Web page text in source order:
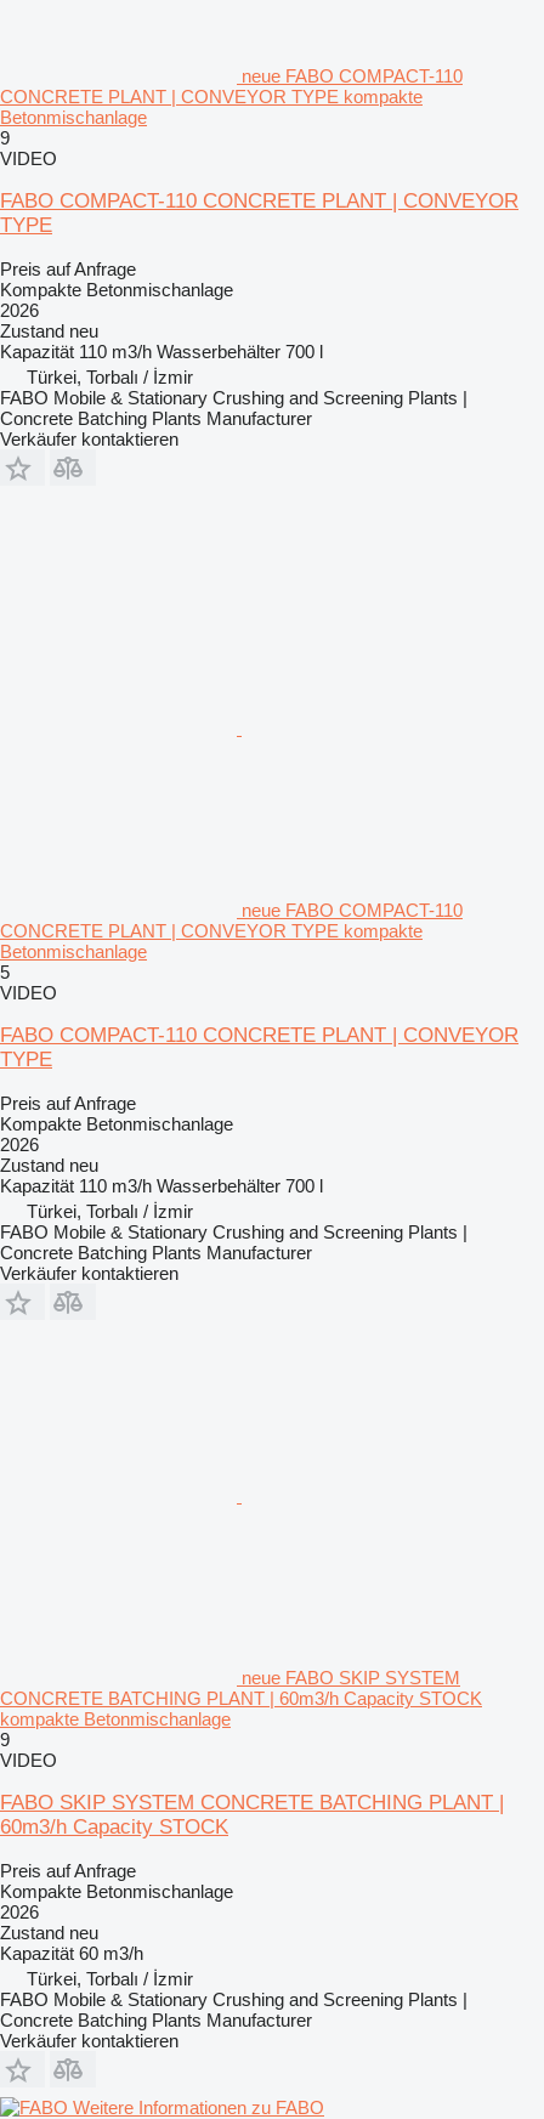
neue FABO COMPACT-110
CONCRETE PLANT | CONVEYOR TYPE kompakte
Betonmischanlage
9
VIDEO
FABO COMPACT-110 CONCRETE PLANT | CONVEYOR
TYPE
Preis auf Anfrage
Kompakte Betonmischanlage
2026
Zustand neu
Kapazität 110 m3/h Wasserbehälter 700 l
Türkei, Torbalı / İzmir
FABO Mobile & Stationary Crushing and Screening Plants |
Concrete Batching Plants Manufacturer
Verkäufer kontaktieren
neue FABO COMPACT-110
CONCRETE PLANT | CONVEYOR TYPE kompakte
Betonmischanlage
5
VIDEO
FABO COMPACT-110 CONCRETE PLANT | CONVEYOR
TYPE
Preis auf Anfrage
Kompakte Betonmischanlage
2026
Zustand neu
Kapazität 110 m3/h Wasserbehälter 700 l
Türkei, Torbalı / İzmir
FABO Mobile & Stationary Crushing and Screening Plants |
Concrete Batching Plants Manufacturer
Verkäufer kontaktieren
neue FABO SKIP SYSTEM
CONCRETE BATCHING PLANT | 60m3/h Capacity STOCK
kompakte Betonmischanlage
9
VIDEO
FABO SKIP SYSTEM CONCRETE BATCHING PLANT |
60m3/h Capacity STOCK
Preis auf Anfrage
Kompakte Betonmischanlage
2026
Zustand neu
Kapazität 60 m3/h
Türkei, Torbalı / İzmir
FABO Mobile & Stationary Crushing and Screening Plants |
Concrete Batching Plants Manufacturer
Verkäufer kontaktieren
Weitere Informationen zu FABO